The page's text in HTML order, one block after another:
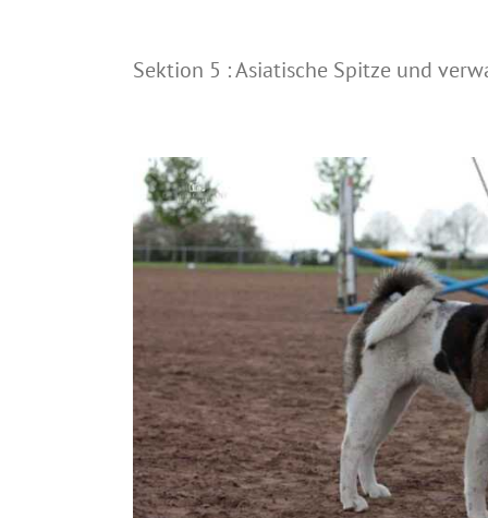
Sektion 5 : Asiatische Spitze und